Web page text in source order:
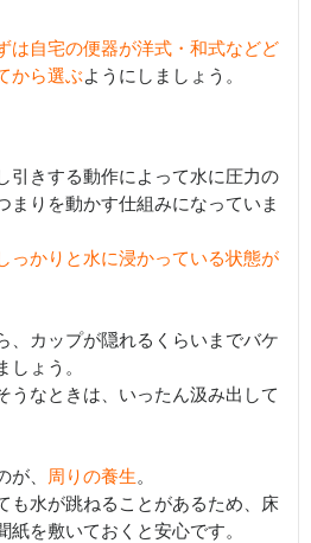
は自宅の便器が洋式・和式などど
から選ぶようにしましょう。
引きする動作によって水に圧力の
まりを動かす仕組みになっていま
っかりと水に浸かっている状態が
、カップが隠れるくらいまでバケ
しょう。
うなときは、いったん汲み出して
が、 周りの養生。
も水が跳ねることがあるため、床
を敷いておくと安心です。